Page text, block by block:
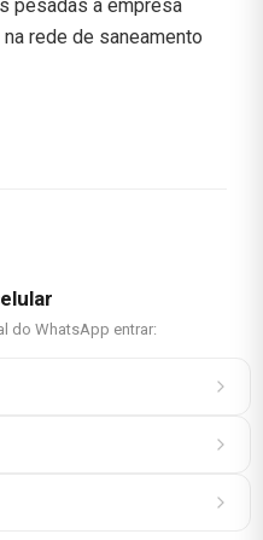
pesadas a empresa
rede de saneamento
do WhatsApp entrar: